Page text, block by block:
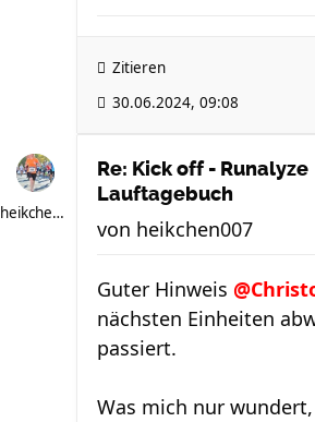
Zitieren
30.06.2024, 09:08
heikchen007
Re: Kick off - Runalyze
Lauftagebuch
von heikchen007
Guter Hinweis
nächsten Einheiten
passiert.
Was mich nur